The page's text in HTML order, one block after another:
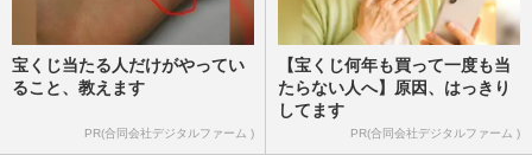
宝くじ当たる人だけがやってい
ること、教えます
PR(合同会社デジタルファーム )
【宝くじ何年も買って一度も当
たらない人へ】原因、はっきり
してます
PR(合同会社デジタルファーム )